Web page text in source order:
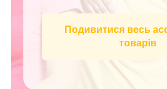
Подивитися весь
товарів